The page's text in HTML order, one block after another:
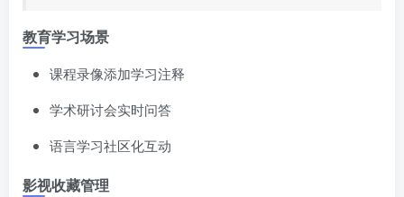
教育学习场景
课程录像添加学习注释
学术研讨会实时问答
语言学习社区化互动
影视收藏管理